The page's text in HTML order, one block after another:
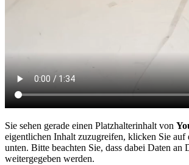
Sie sehen gerade einen Platzhalterinhalt von
eigentlichen Inhalt zuzugreifen, klicken Sie auf
unten. Bitte beachten Sie, dass dabei Daten an
weitergegeben werden.